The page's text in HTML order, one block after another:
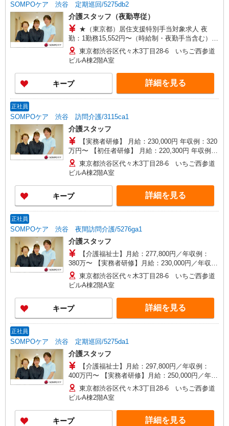
SOMPOケア 渋谷 定期巡回/5275db2
介護スタッフ（夜勤専従）
★（東京都）居住支援特別手当対象求人 夜
勤：1勤務15,552円〜（時給制・夜勤手当含む）
時給：1,444円 ◎週20時間以上勤務（社保加入
者）の場合は時給：1,494円 ※居住支援特別手当
は勤続5年目までの方はさらに時給＋50円（再入社
者は除く）
東京都渋谷区代々木3丁目28-6 いちご西参道
ビルA棟2階A室
キープ 詳細を見る
正社員
SOMPOケア 渋谷 訪問介護/3115ca1
介護スタッフ
【実務者研修】 月給：230,000円 年収例：320
万円〜 【初任者研修】 月給：220,300円 年収例：
305万円〜 ※職務手当、（東京都）居住支援特別
手当、働きがい向上手当、日祝手当（月平均2回
分）等、毎月平均的に支払われる手当を含みま
す。 ※居住支援特別手当は勤続5年目までの方は
さらに1万円支給（再入社は除く） ◎賞与：基本
給2.08ヶ月分/年支給 ◎残業時は別途時間外手当支
東京都渋谷区代々木3丁目28-6 いちご西参道
ビルA棟2階A室
キープ 詳細を見る
正社員
SOMPOケア 渋谷 夜間訪問介護/5276ga1
介護スタッフ
【介護福祉士】月給：277,800円／年収例：
380万〜 【実務者研修】月給：230,000円／年収
例：316万〜 【初任者研修】月給：220,300円／年
収例：305万〜 ※職務手当、（東京都）居住支援
特別手当、働きがい向上手当、働きがい向上手
当、日祝手当（月平均2回分）等、毎月平均的に支
払われる手当含む ※介護福祉士のみ、特別職務手
当、特別地域手当含む ■深夜勤手当別途支給：
支援特別手当は勤続5年目迄の方は更に1万円支給
（再入社除く） ◎賞与：基本給2.08ヶ月分/年 ◎
残業：別途時間外手当支給（超過1分〜）
東京都渋谷区代々木3丁目28-6 いちご西参道
ビルA棟2階A室
キープ 詳細を見る
正社員
SOMPOケア 渋谷 定期巡回/5275da1
介護スタッフ
【介護福祉士】月給：297,800円／年収例：
400万円〜 【実務者研修】月給：250,000円／年収
例：340万円〜 【初任者研修】月給：240,300円／
年収例：330万円〜 ※職務手当、（東京都）居住
支援特別手当、働きがい向上手当、働きがい向上
手当、日祝手当（月平均2回分）、在宅手当（月平
均20回分）等、毎月平均的に支払われる手当含む
東京都渋谷区代々木3丁目28-6 いちご西参道
ビルA棟2階A室
キープ 詳細を見る